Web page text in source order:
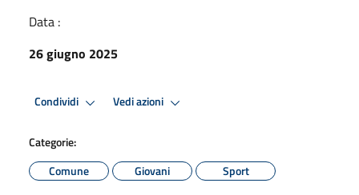
Data :
26 giugno 2025
Condividi Vedi azioni
Categorie:
Comune
Giovani Sport